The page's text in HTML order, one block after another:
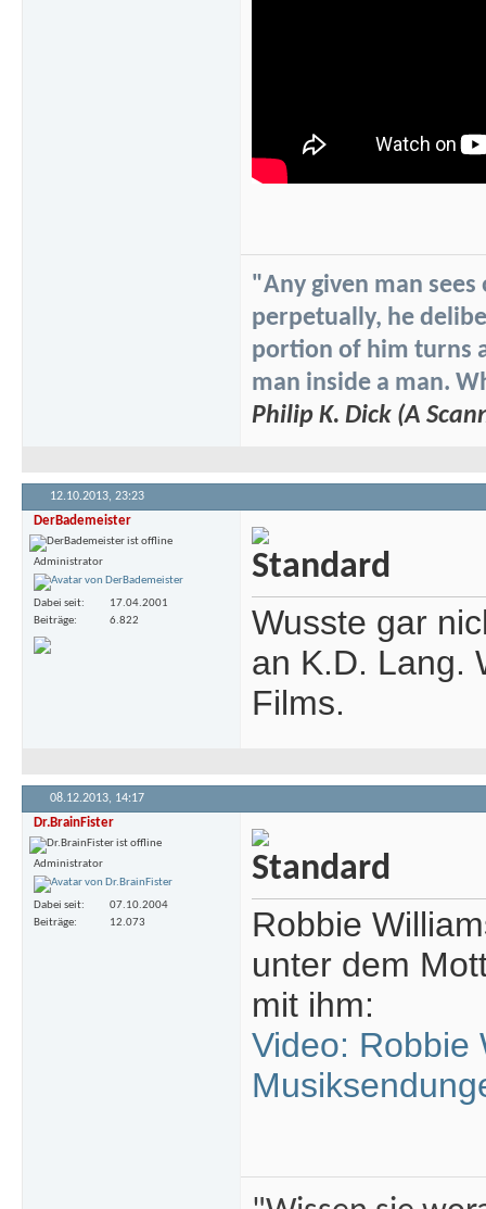
"Any given man
perpetually, he
portion of him turns
man inside a man.
Philip K. Dick (A
12.10.2013, 23:23
DerBademeister
Administrator
Dabei seit
17.04.2001
Beiträge
6.822
Wusste gar
an K.D. Lang.
Films.
08.12.2013, 14:17
Dr.BrainFister
Administrator
Dabei seit
07.10.2004
Beiträge
12.073
Robbie
unter dem
mit ihm:
Video: Robbie